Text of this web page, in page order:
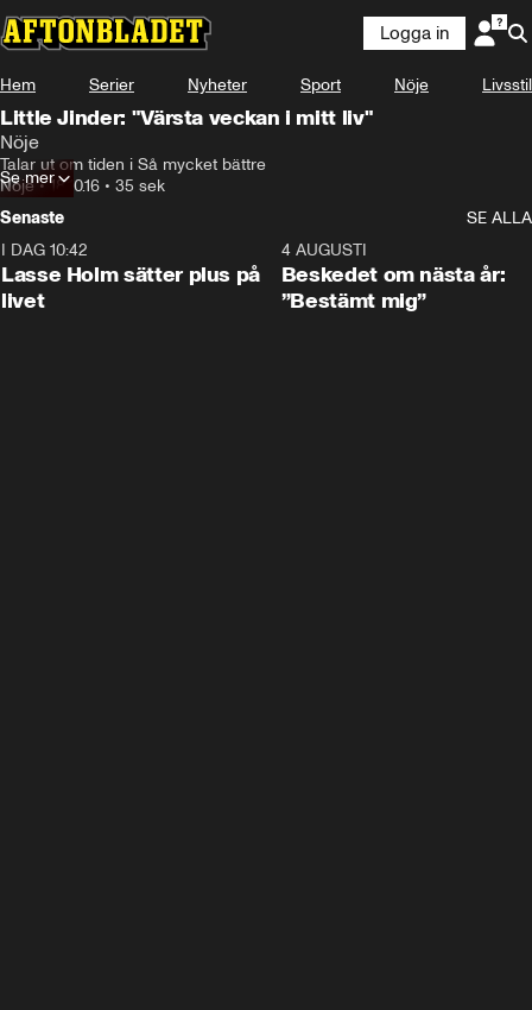
Logga in
Hem Serier Nyheter Sport Nöje Livsstil
Little Jinder: "Värsta veckan i mitt liv"
Nöje
Talar ut om tiden i Så mycket bättre
Nöje•18.10.16 • 35 sek
Se mer
Senaste
SE ALLA
I DAG 10:42
Lasse Holm sätter plus på
livet
4 AUGUSTI
Beskedet om nästa år:
”Bestämt mig”